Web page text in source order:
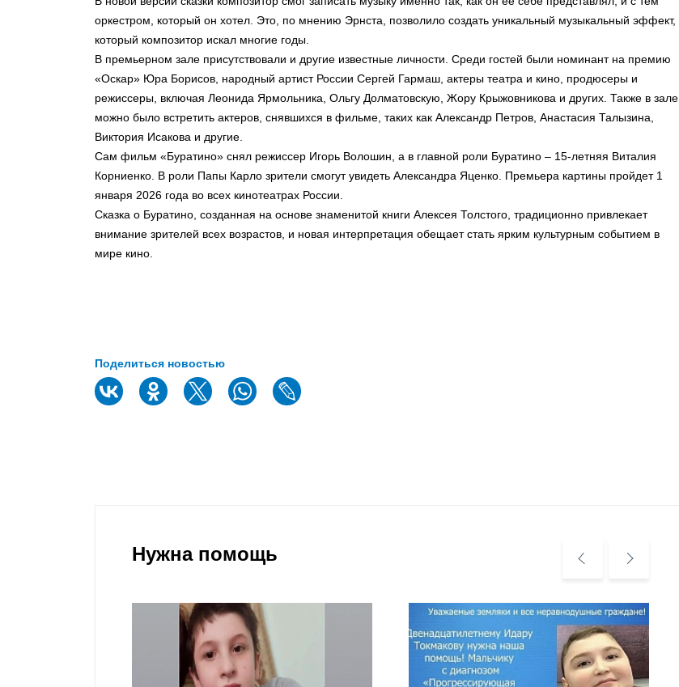
оркестром, который он хотел. Это, по мнению Эрнста, позволило создать уникальный музыкальный эффект,
который композитор искал многие годы.
В премьерном зале присутствовали и другие известные личности. Среди гостей были номинант на премию
«Оскар» Юра Борисов, народный артист России Сергей Гармаш, актеры театра и кино, продюсеры и
режиссеры, включая Леонида Ярмольника, Ольгу Долматовскую, Жору Крыжовникова и других. Также в зале
можно было встретить актеров, снявшихся в фильме, таких как Александр Петров, Анастасия Талызина,
Виктория Исакова и другие.
Сам фильм «Буратино» снял режиссер Игорь Волошин, а в главной роли Буратино – 15-летняя Виталия
Корниенко. В роли Папы Карло зрители смогут увидеть Александра Яценко. Премьера картины пройдет 1
января 2026 года во всех кинотеатрах России.
Сказка о Буратино, созданная на основе знаменитой книги Алексея Толстого, традиционно привлекает
внимание зрителей всех возрастов, и новая интерпретация обещает стать ярким культурным событием в
мире кино.
Поделиться новостью
Нужна помощь